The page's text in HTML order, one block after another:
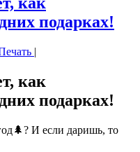
подарках!
|
как
подарках!
И если даришь, то